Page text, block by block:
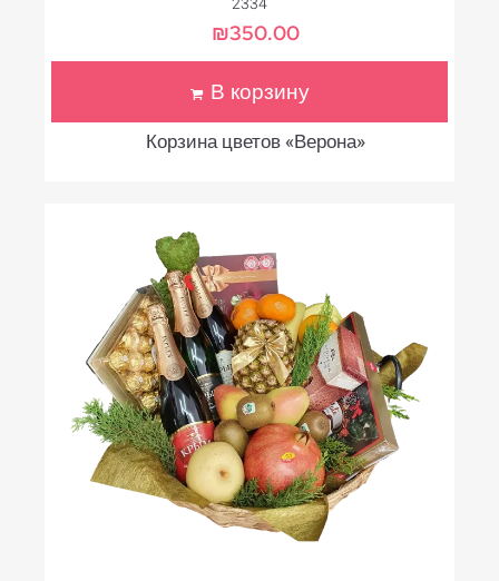
Корзина цветов «Верона»
₪350.00
В корзину